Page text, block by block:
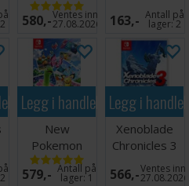
2
Switch
580,-Ventes inn
27.08.2026
Switch
163,- Antall på
lager:2
2
Legg i handlekurven
New
Pokemon
Snap Switch
579,- Antall på
lager:1
Legg i
Xenoblade
Chronicles 3
Switch
566,-Ventes inn
27.08.2026